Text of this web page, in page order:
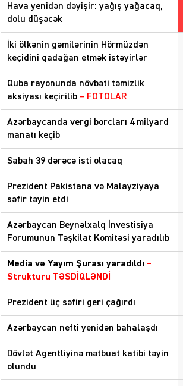
Hava yenidən dəyişir: yağış yağacaq,
dolu düşəcək
İki ölkənin gəmilərinin Hörmüzdən
keçidini qadağan etmək istəyirlər
Quba rayonunda növbəti təmizlik
aksiyası keçirilib – FOTOLAR
Azərbaycanda vergi borcları 4 milyard
manatı keçib
Sabah 39 dərəcə isti olacaq
Prezident Pakistana və Malayziyaya
səfir təyin etdi
Azərbaycan Beynəlxalq İnvestisiya
Forumunun Təşkilat Komitəsi yaradılıb
Media və Yayım Şurası yaradıldı –
Strukturu TƏSDİQLƏNDİ
Prezident üç səfiri geri çağırdı
Azərbaycan nefti yenidən bahalaşdı
Dövlət Agentliyinə mətbuat katibi təyin
olundu